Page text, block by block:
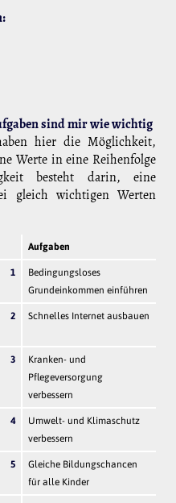
sind mir wie wichtig
hier die Möglichkeit,
Werte in eine Reihenfolge
besteht darin, eine
gleich wichtigen Werten
Aufgaben
1
Bedingungsloses
Grundeinkommen einführen
2 Schnelles Internet ausbauen
3
Kranken- und
Pflegeversorgung
verbessern
4
Umwelt- und Klimaschutz
verbessern
5
Gleiche Bildungschancen
für alle Kinder